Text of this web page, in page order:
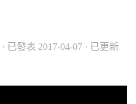
· 已發表 2017-04-07 · 已更新